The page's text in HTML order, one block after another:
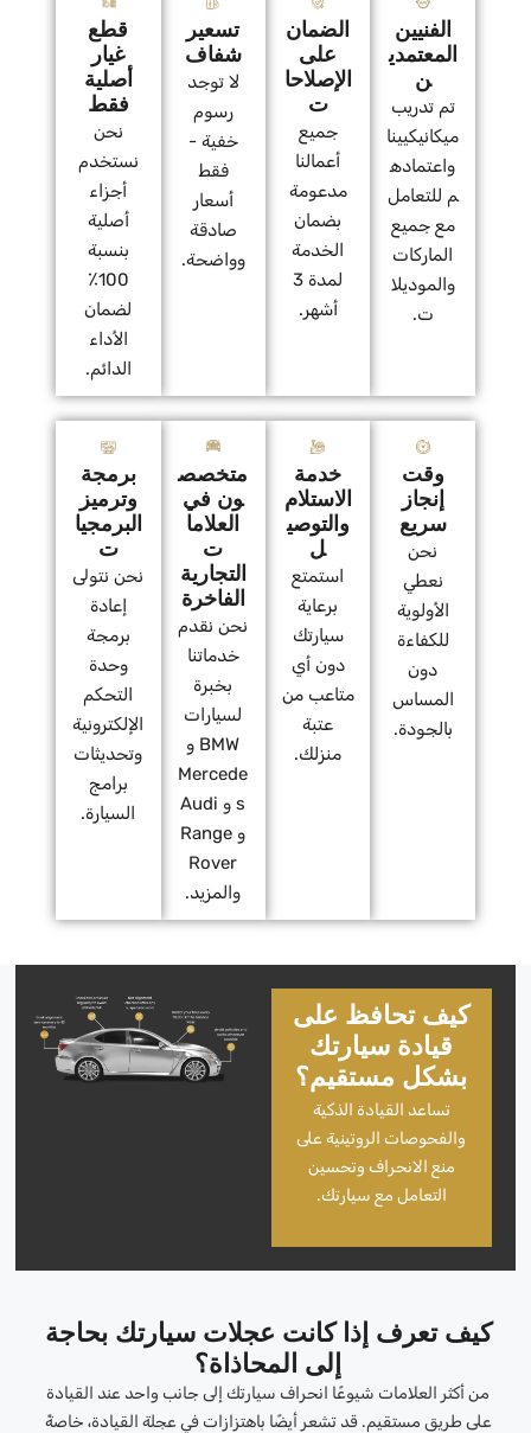
الفنيين
المعتمدي
ن
تم تدريب
ميكانيكيينا
واعتماده
م للتعامل
مع جميع
الماركات
والموديلا
ت.
الضمان
على
الإصلاحا
ت
جميع
أعمالنا
مدعومة
بضمان
الخدمة
لمدة 3
أشهر.
تسعير
شفاف
لا توجد
رسوم
خفية -
فقط
أسعار
صادقة
وواضحة.
قطع
غيار
أصلية
فقط
نحن
نستخدم
أجزاء
أصلية
بنسبة
100٪
لضمان
الأداء
الدائم.
وقت
إنجاز
سريع
نحن
نعطي
الأولوية
للكفاءة
دون
المساس
بالجودة.
خدمة
الاستلام
والتوصي
ل
استمتع
برعاية
سيارتك
دون أي
متاعب من
عتبة
منزلك.
متخصص
ون في
العلاما
ت
التجارية
الفاخرة
نحن نقدم
خدماتنا
بخبرة
لسيارات
BMW و
Mercede
s و Audi
و Range
Rover
والمزيد.
برمجة
وترميز
البرمجيا
ت
نحن نتولى
إعادة
برمجة
وحدة
التحكم
الإلكترونية
وتحديثات
برامج
السيارة.
كيف تحافظ على
قيادة سيارتك
بشكل مستقيم؟
تساعد القيادة الذكية
والفحوصات الروتينية على
منع الانحراف وتحسين
التعامل مع سيارتك.
كيف تعرف إذا كانت عجلات سيارتك بحاجة
إلى المحاذاة؟
من أكثر العلامات شيوعًا انحراف سيارتك إلى جانب واحد عند القيادة
على طريق مستقيم. قد تشعر أيضًا باهتزازات في عجلة القيادة، خاصةً